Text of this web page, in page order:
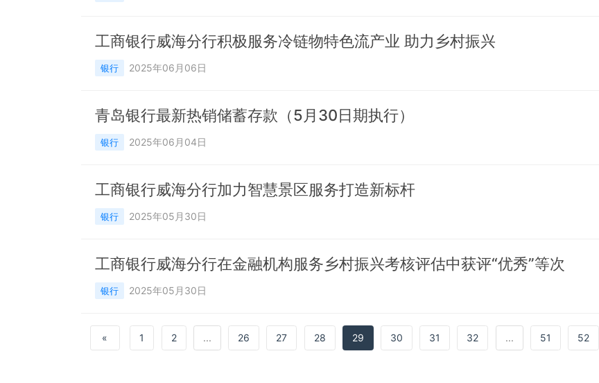
工商银行威海分行积极服务冷链物特色流产业 助力乡村振兴
银行 2025年06月06日
青岛银行最新热销储蓄存款（5月30日期执行）
银行 2025年06月04日
工商银行威海分行加力智慧景区服务打造新标杆
银行 2025年05月30日
工商银行威海分行在金融机构服务乡村振兴考核评估中获评“优秀”等次
银行 2025年05月30日
« 1 2 ... 26 27 28 29 30 31 32 ... 51 52